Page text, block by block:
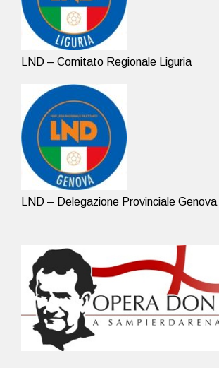
LND – Comitato Regionale Liguria
LND – Delegazione Provinciale Genova